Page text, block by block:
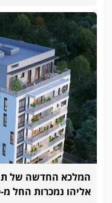
אליהו נמכרות החל מ-₪3,950,000 בלבד